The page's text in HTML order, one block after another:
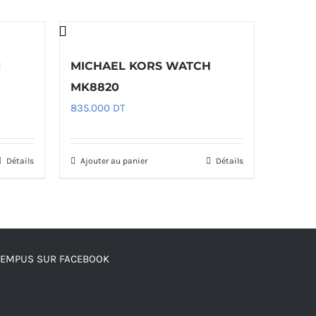
Détails
MICHAEL KORS WATCH
MK8820
835.000 DT
Ajouter au panier Détails
SUR FACEBOOK